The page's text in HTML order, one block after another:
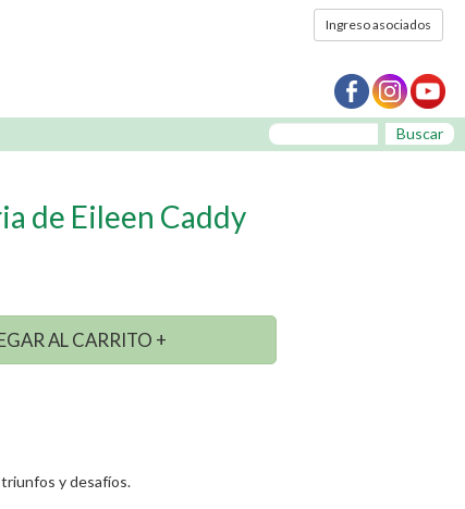
Ingreso asociados
Buscar
de Eileen Caddy
AL CARRITO +
y desafíos.